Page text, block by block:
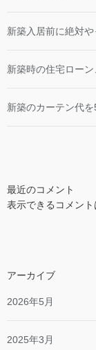
新築入居前に絶対
新築時の住宅ロー
新築のカーテン代
最近のコメント
表示できるコメント
アーカイブ
2026年5月
2025年3月